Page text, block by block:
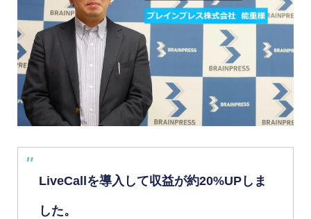
LiveCallを導入して収益が約20%UPしま
した。